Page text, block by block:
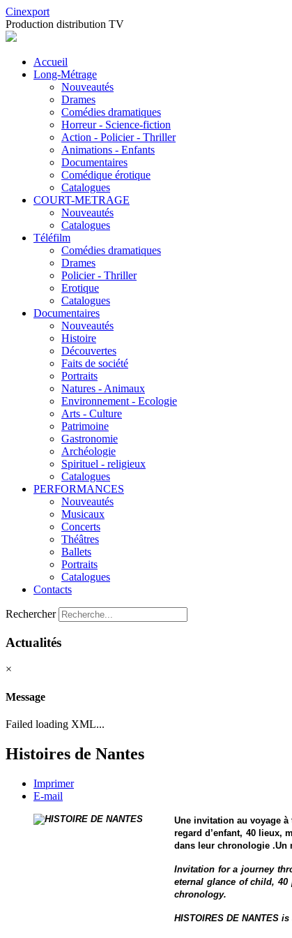
Cinexport
Production distribution TV
Accueil
Long-Métrage
Nouveautés
Drames
Comédies dramatiques
Horreur - Science-fiction
Action - Policier - Thriller
Animations - Enfants
Documentaires
Comédique érotique
Catalogues
COURT-METRAGE
Nouveautés
Catalogues
Téléfilm
Comédies dramatiques
Drames
Policier - Thriller
Erotique
Catalogues
Documentaires
Nouveautés
Histoire
Découvertes
Faits de société
Portraits
Natures - Animaux
Environnement - Ecologie
Arts - Culture
Patrimoine
Gastronomie
Archéologie
Spirituel - religieux
Catalogues
PERFORMANCES
Nouveautés
Musicaux
Concerts
Théâtres
Ballets
Portraits
Catalogues
Contacts
Rechercher
Actualités
×
Message
Failed loading XML...
Histoires de Nantes
Imprimer
E-mail
Une invitation au voyage
regard d’enfant, 40 lieux,
dans leur chronologie .Un
Invitation for a journey
eternal glance of child,
chronology.
HISTOIRES DE NANTES